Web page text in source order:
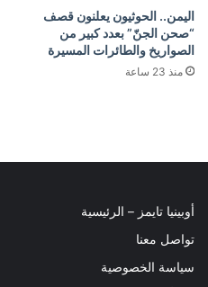
اليمن.. الحوثيون يعلنون قصف
“صحن الجنّ” بعدد كبير من
الصواريخ والطائرات المسيرة
منذ 23 ساعة
أوبينيا تايمز – الرئيسية
تواصل معنا
سياسة الخصوصية